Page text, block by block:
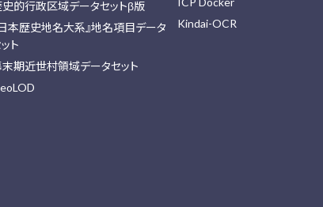
的行政区域データセットβ版
本歴史地名大系』地名項目データ
ト
期近世村領域データセット
Kindai-OCR